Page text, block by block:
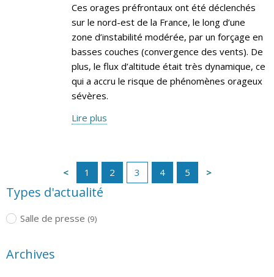
Ces orages préfrontaux ont été déclenchés
sur le nord-est de la France, le long d’une
zone d’instabilité modérée, par un forçage en
basses couches (convergence des vents). De
plus, le flux d’altitude était très dynamique, ce
qui a accru le risque de phénomènes orageux
sévères.
Lire plus
1 2 3 4 5
Types d'actualité
Salle de presse (9)
Archives